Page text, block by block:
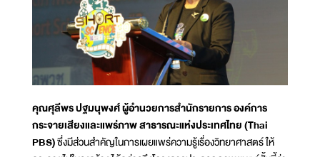
คุณศุลีพร ปฐมนุพงศ์ ผู้อำนวยการสำนักรายการ องค์การ
กระจายเสียงและแพร่ภาพ สาธารณะแห่งประเทศไทย (Thai
PBS)ซึ่งมีส่วนสำคัญในการเผยแพร่ความรู้เรื่องวิทยาศาสตร์ ให้